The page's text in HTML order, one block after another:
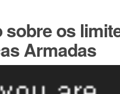
sobre os
Armadas